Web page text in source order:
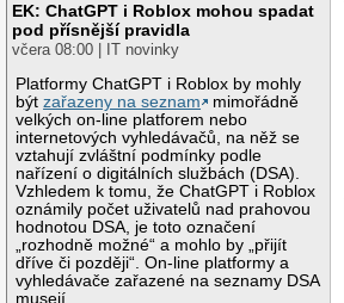
EK: ChatGPT i Roblox mohou spadat
pod přísnější pravidla
včera 08:00 | IT novinky
Platformy ChatGPT i Roblox by mohly
býtzařazeny na seznam
mimořádně
velkých on-line platforem nebo
internetových vyhledávačů, na něž se
vztahují zvláštní podmínky podle
nařízení o digitálních službách (DSA).
Vzhledem k tomu, že ChatGPT i Roblox
oznámily počet uživatelů nad prahovou
hodnotou DSA, je toto označení
„rozhodně možné“ a mohlo by „přijít
dříve či později“. On-line platformy a
vyhledávače zařazené na seznamy DSA
musejí